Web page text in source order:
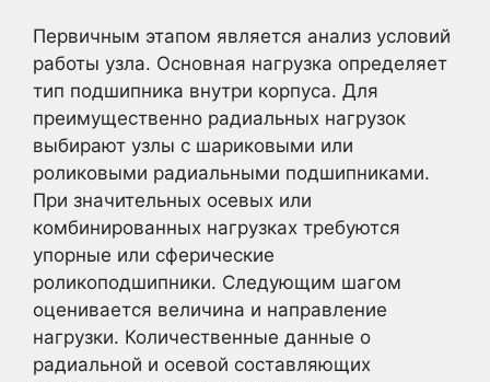
Первичным этапом является анализ условий
работы узла. Основная нагрузка определяет
тип подшипника внутри корпуса. Для
преимущественно радиальных нагрузок
выбирают узлы с шариковыми или
роликовыми радиальными подшипниками.
При значительных осевых или
комбинированных нагрузках требуются
упорные или сферические
роликоподшипники. Следующим шагом
оценивается величина и направление
нагрузки. Количественные данные о
радиальной и осевой составляющих